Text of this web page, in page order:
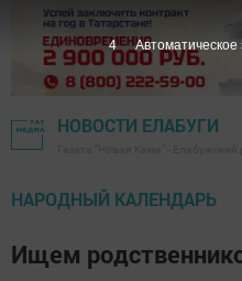
НОВОСТИ ЕЛАБУГИ
НАРОДНЫЙ КАЛЕНДАРЬ
Ищем
3